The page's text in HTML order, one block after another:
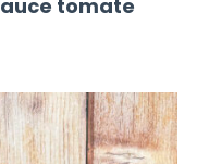
tomate